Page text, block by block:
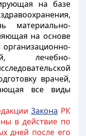
на базе
материально-
на основе
лечебно-
врачей,
все виды
3акона РК
в действие по
дней после его